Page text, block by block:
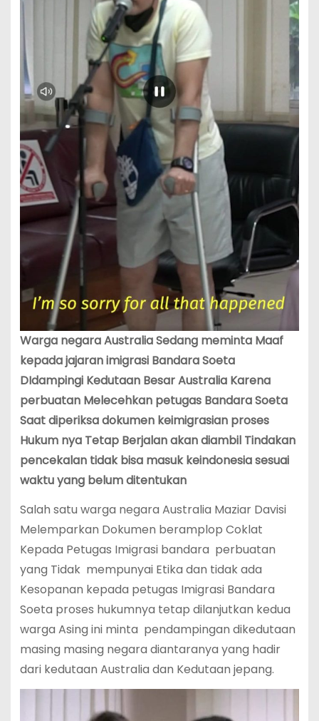
Warga negara Australia Sedang meminta Maaf
kepada jajaran imigrasi Bandara Soeta
DIdampingi Kedutaan Besar Australia Karena
perbuatan Melecehkan petugas Bandara Soeta
Saat diperiksa dokumen keimigrasian proses
Hukum nya Tetap Berjalan akan diambil Tindakan
pencekalan tidak bisa masuk keindonesia sesuai
waktu yang belum ditentukan
Salah satu warga negara Australia Maziar Davisi
Melemparkan Dokumen beramplop Coklat
Kepada Petugas Imigrasi bandara perbuatan
yang Tidak mempunyai Etika dan tidak ada
Kesopanan kepada petugas Imigrasi Bandara
Soeta proses hukumnya tetap dilanjutkan kedua
warga Asing ini minta pendampingan dikedutaan
masing masing negara diantaranya yang hadir
dari kedutaan Australia dan Kedutaan jepang.